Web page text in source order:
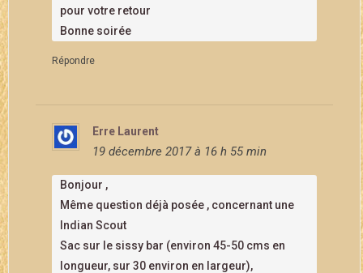
pour votre retour
Bonne soirée
Répondre
Erre Laurent
19 décembre 2017 à 16 h 55 min
Bonjour ,
Même question déjà posée , concernant une
Indian Scout
Sac sur le sissy bar (environ 45-50 cms en
longueur, sur 30 environ en largeur),